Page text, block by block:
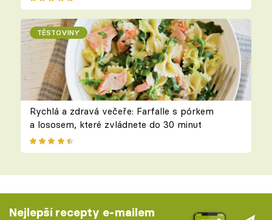
TĚSTOVINY
Rychlá a zdravá večeře: Farfalle s pórkem
a lososem, které zvládnete do 30 minut
Nejlepší recepty e-mailem